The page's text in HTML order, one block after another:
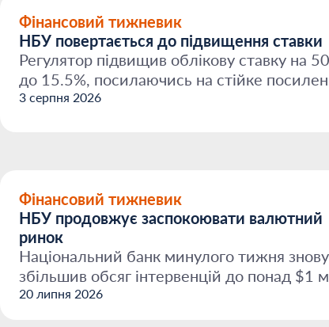
Фінансовий тижневик
НБУ повертається до підвищення ставки
Регулятор підвищив облікову ставку на
до 15.5%, посилаючись на стійке
фундаменталь...
3 серпня 2026
Фінансовий тижневик
НБУ продовжує заспокоювати валютний
ринок
Національний банк минулого тижня знову
збільшив обсяг інтервенцій до понад $1
щоб не допустити...
20 липня 2026